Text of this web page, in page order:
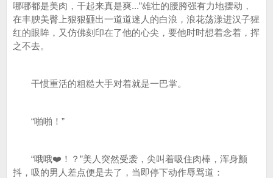
哪哪都是美肉，干起来真是爽...”雄壮的腰胯强有力地摆动，
在丰腴美臀上狠狠砸出一道道迷人的白浪，浪花荡漾进汉子猩
红的眼眸，又仿佛刻印在了他的心尖，要他时时想着念着，挥
之不去。
干惯重活的粗糙大手对着就是一巴掌。
“啪啪！”
“哦哦❤️！？”美人突然受袭，尖叫着吸住肉棒，浑身颤
抖，吸的男人差点便是去了，当即停下动作辱骂道：